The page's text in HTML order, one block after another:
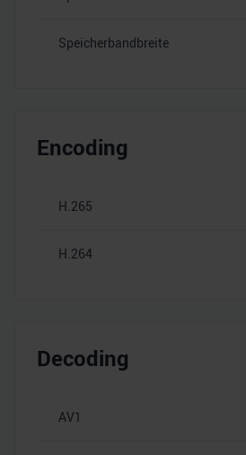
Speicherbandbreite
Encoding
H.265
H.264
Decoding
AV1